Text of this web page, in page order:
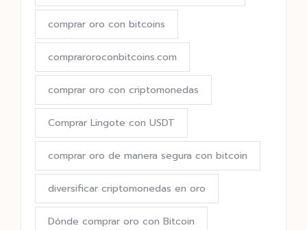
comprar oro con bitcoins
compraroroconbitcoins.com
comprar oro con criptomonedas
Comprar Lingote con USDT
comprar oro de manera segura con bitcoin
diversificar criptomonedas en oro
Dónde comprar oro con Bitcoin